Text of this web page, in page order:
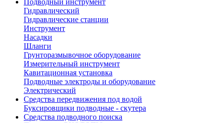
Подводный инструмент
Гидравлический
Гидравлические станции
Инструмент
Насадки
Шланги
Грунторазмывочное оборудование
Измерительный инструмент
Кавитационная установка
Подводные электроды и оборудование
Электрический
Средства передвижения под водой
Буксировщики подводные - скутера
Средства подводного поиска